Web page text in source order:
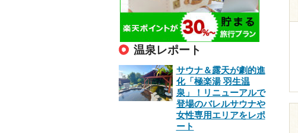
温泉レポート
サウナ＆露天が劇的進
化「極楽湯 羽生温
泉」！リニューアルで
登場のバレルサウナや
女性専用エリアをレポ
ート